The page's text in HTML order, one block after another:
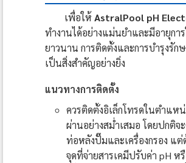
เพื่อให้ AstralPool pH
ทำงานได้อย่างแม่นยำและมีอายุกา
ยาวนาน การติดตั้งและการบำรุงรัก
เป็นสิ่งสำคัญอย่างยิ่ง
แนวทางการติดตั้ง
ควรติดตั้งอิเล็กโทรดในตำแห
ผ่านอย่างสม่ำเสมอ โดยปกติจ
ท่อหลังปั๊มและเครื่องกรอง แต่
จุดที่จ่ายสารเคมีปรับค่า pH ห